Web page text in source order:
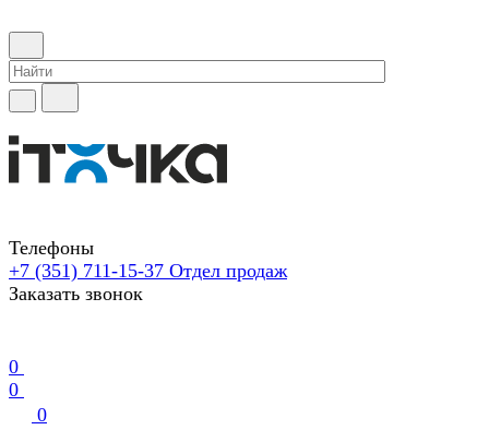
Телефоны
+7 (351) 711-15-37 Отдел продаж
Заказать звонок
0
0
0